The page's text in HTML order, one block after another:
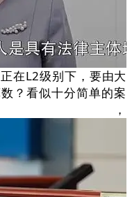
在L2级别下，要由大
？看似十分简单的案